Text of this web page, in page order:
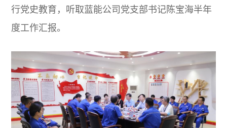
行党史教育，听取蓝能公司党支部书记陈宝海半年
度工作汇报。